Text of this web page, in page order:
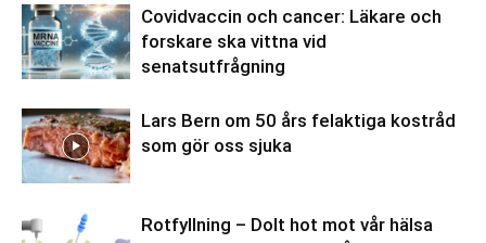
Covidvaccin och cancer: Läkare och
forskare ska vittna vid
senatsutfrågning
Lars Bern om 50 års felaktiga kostråd
som gör oss sjuka
Rotfyllning – Dolt hot mot vår hälsa